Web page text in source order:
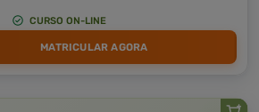
CURSO ON-LINE
MATRICULAR AGORA